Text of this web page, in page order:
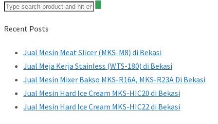
Recent Posts
Jual Mesin Meat Slicer (MKS-M8) di Bekasi
Jual Meja Kerja Stainless (WTS-180) di Bekasi
Jual Mesin Mixer Bakso MKS-R16A, MKS-R23A Di Bekasi
Jual Mesin Hard Ice Cream MKS-HIC20 di Bekasi
Jual Mesin Hard Ice Cream MKS-HIC22 di Bekasi